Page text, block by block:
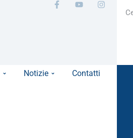
Notizie Contatti